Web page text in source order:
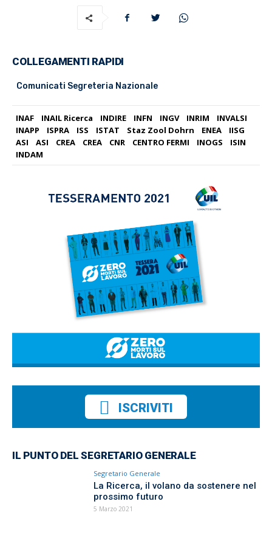
COLLEGAMENTI RAPIDI
Comunicati Segreteria Nazionale
INAF INAIL Ricerca INDIRE INFN INGV INRIM
INVALSI
INAPP
ISPRA ISS ISTAT Staz Zool Dohrn ENEA
IISG
ASI
ASI CREA CREA CNR CENTRO FERMI INOGS
ISIN
INDAM
ISCRIVITI
IL PUNTO DEL SEGRETARIO GENERALE
Segretario Generale
La Ricerca, il volano da sostenere nel
prossimo futuro
5 Marzo 2021